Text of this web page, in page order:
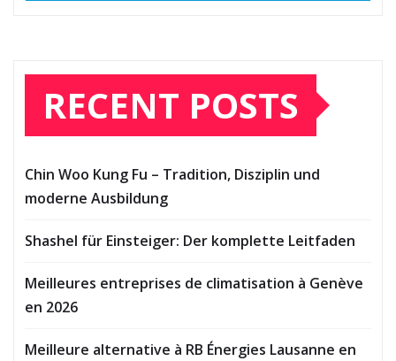
RECENT POSTS
Chin Woo Kung Fu – Tradition, Disziplin und
moderne Ausbildung
Shashel für Einsteiger: Der komplette Leitfaden
Meilleures entreprises de climatisation à Genève
en 2026
Meilleure alternative à RB Énergies Lausanne en